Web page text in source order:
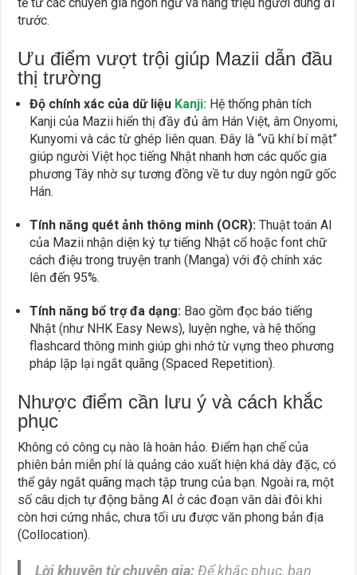
trước.
Ưu điểm vượt trội giúp Mazii dẫn đầu
thị trường
Độ chính xác của dữ liệu Kanji: Hệ thống phân tích
Kanji của Mazii hiển thị đầy đủ âm Hán Việt, âm Onyomi,
Kunyomi và các từ ghép liên quan. Đây là “vũ khí bí mật”
giúp người Việt học tiếng Nhật nhanh hơn các quốc gia
phương Tây nhờ sự tương đồng về tư duy ngôn ngữ gốc
Hán.
Tính năng quét ảnh thông minh (OCR): Thuật toán AI
của Mazii nhận diện ký tự tiếng Nhật cổ hoặc font chữ
cách điệu trong truyện tranh (Manga) với độ chính xác
lên đến 95%.
Tính năng bổ trợ đa dạng: Bao gồm đọc báo tiếng
Nhật (như NHK Easy News), luyện nghe, và hệ thống
flashcard thông minh giúp ghi nhớ từ vựng theo phương
pháp lặp lại ngắt quãng (Spaced Repetition).
Nhược điểm cần lưu ý và cách khắc
phục
Không có công cụ nào là hoàn hảo. Điểm hạn chế của
phiên bản miễn phí là quảng cáo xuất hiện khá dày đặc, có
thể gây ngắt quãng mạch tập trung của bạn. Ngoài ra, một
số câu dịch tự động bằng AI ở các đoạn văn dài đôi khi
còn hơi cứng nhắc, chưa tối ưu được văn phong bản địa
(Collocation).
Lời khuyên từ chuyên gia:Để khắc phục, bạn